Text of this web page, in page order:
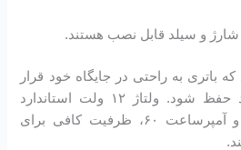
شارژ و سیلد قابل نصب هستند.
که باتری به راحتی در جایگاه خود قرار
گیرد و اتصالات استاندارد حفظ شود. ولتاژ ۱۲ ولت استاندارد
خودروهای سواری است و آمپرساعت ۶۰، ظرفیت کافی برای